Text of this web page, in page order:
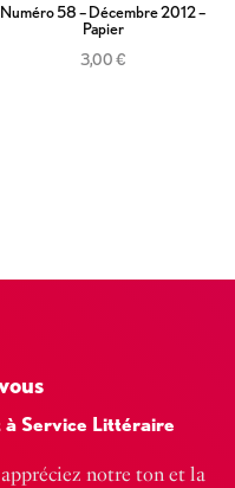
Numéro 58 – Décembre 2012 –
Papier
3,00€
à Service Littéraire
appréciez notre ton et la